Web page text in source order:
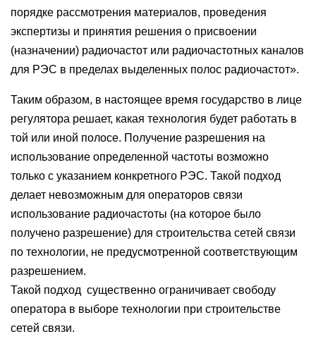
порядке рассмотрения материалов, проведения
экспертизы и принятия решения о присвоении
(назначении) радиочастот или радиочастотных каналов
для РЭС в пределах выделенных полос радиочастот».
Таким образом, в настоящее время государство в лице
регулятора решает, какая технология будет работать в
той или иной полосе. Получение разрешения на
использование определенной частоты возможно
только с указанием конкретного РЭС. Такой подход
делает невозможным для операторов связи
использование радиочастоты (на которое было
получено разрешение) для строительства сетей связи
по технологии, не предусмотренной соответствующим
разрешением.
Такой подход существенно ограничивает свободу
оператора в выборе технологии при строительстве
сетей связи.